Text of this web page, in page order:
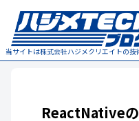
当サイトは株式会社ハジメクリエイトの技
ReactNative